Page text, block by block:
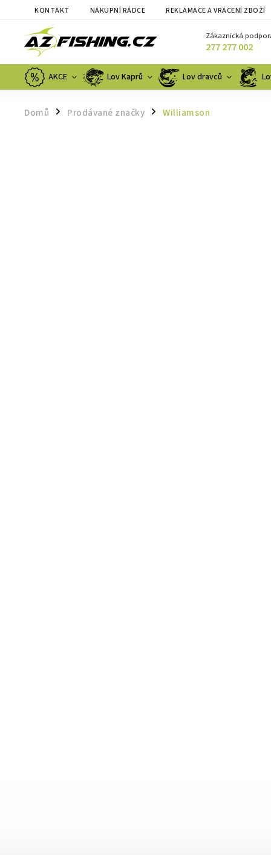
KONTAKT NÁKUPNÍ RÁDCE REKLAMACE A VRÁCENÍ ZBOŽÍ
Zákaznická
277 277 002
AKCE Lov Kaprů Lov dravců
Domů / Prodávané značky / Williamson